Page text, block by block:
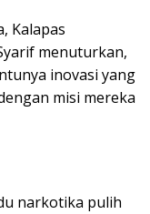
Kalapas
menuturkan,
inovasi yang
misi mereka
narkotika pulih